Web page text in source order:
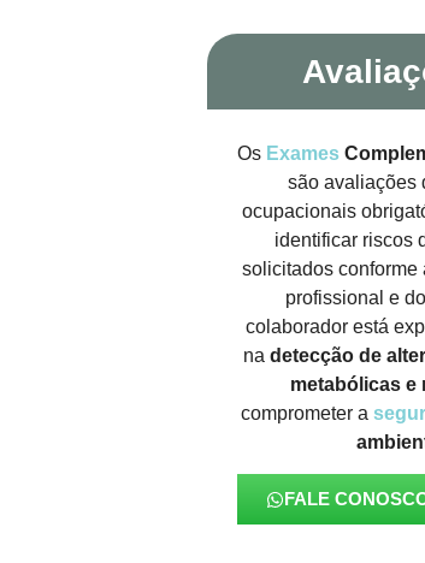
Os Exames
são avaliações
ocupacionais
identificar riscos
solicitados conforme
profissional e
colaborador está
na detecção de
metabólicas e
comprometer a
FALE